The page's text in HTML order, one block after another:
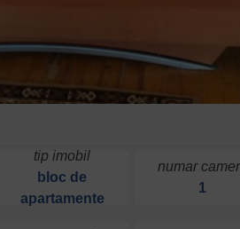
tip imobil
bloc de
apartamente
numar
1